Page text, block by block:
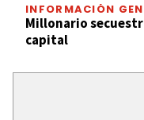
INFORMACIÓN
Millonario
capital